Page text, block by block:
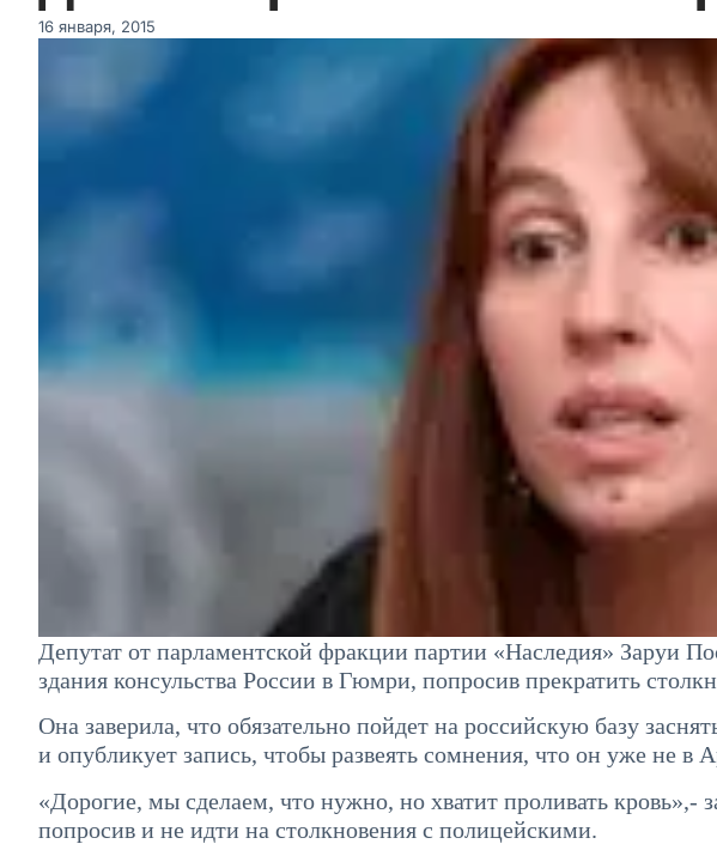
16 января, 2015
Депутат от парламентской фракции партии «Наследия» Заруи
здания консульства России в Гюмри, попросив прекратить
Она заверила, что обязательно пойдет на российскую базу
и опубликует запись, чтобы развеять сомнения, что он уже не в
«Дорогие, мы сделаем, что нужно, но хватит проливать кровь»,-
попросив и не идти на столкновения с полицейскими.